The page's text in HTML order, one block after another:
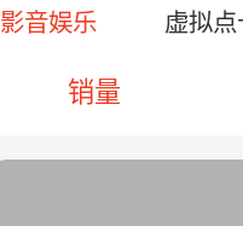
影音娱乐 虚拟
销量